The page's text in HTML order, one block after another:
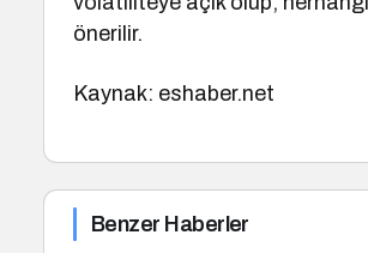
önerilir.
Kaynak: eshaber.net
Benzer Haberler